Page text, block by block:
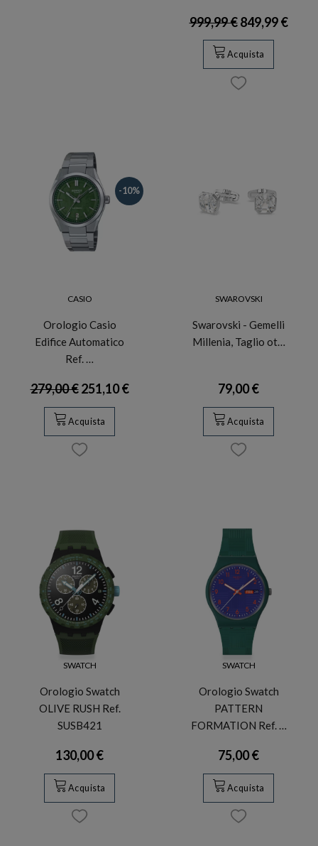
999,99 €849,99 €
Acquista
-10%
CASIO
Orologio Casio
Edifice Automatico
Ref. …
279,00 €251,10 €
Acquista
SWAROVSKI
Swarovski - Gemelli
Millenia, Taglio ot…
79,00 €
Acquista
SWATCH
Orologio Swatch
OLIVE RUSH Ref.
SUSB421
130,00 €
Acquista
SWATCH
Orologio Swatch
PATTERN
FORMATION Ref. …
75,00 €
Acquista